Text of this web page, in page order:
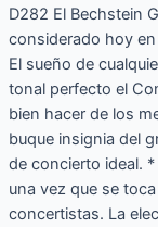
D282 El Bechstein
considerado hoy
El sueño de
tonal perfecto el
bien hacer de los
buque insignia del
de concierto ideal.
una vez que se
concertistas. La